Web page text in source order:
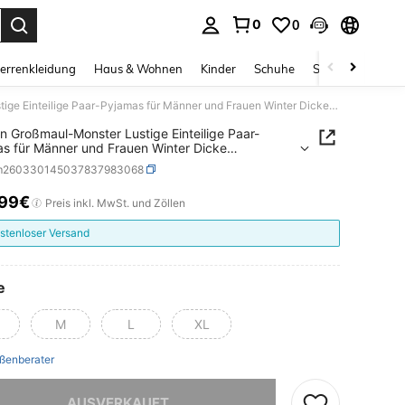
0 0
Haus & Wohnen Kinder Schuhe Schmuck &
Cartoon Großmaul-Monster Lustige Einteilige Paar-Pyjamas für Männer und Frauen Winter Dicke Korallenfleece Hauskleidung
Großmaul-Monster Lustige Einteilige Paar-
für Männer und Frauen Winter Dicke
Hauskleidung
AND AVAILABILITY
Preis inkl. MwSt. und Zöllen
Versand
M L XL